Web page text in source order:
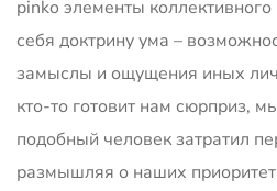
pinko элементы
себя доктрину ума –
замыслы и ощущения иных
кто-то готовит нам сюрприз,
подобный человек затратил
размышляя о наших